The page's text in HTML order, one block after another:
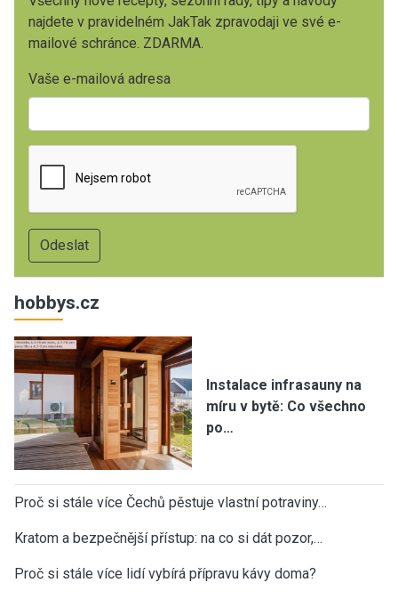
najdete v pravidelném JakTak zpravodaji ve své e-
mailové schránce. ZDARMA.
Vaše e-mailová adresa
hobbys.cz
Instalace infrasauny na
míru v bytě: Co všechno
po…
Proč si stále více Čechů pěstuje vlastní potraviny…
Kratom a bezpečnější přístup: na co si dát pozor,…
Proč si stále více lidí vybírá přípravu kávy doma?